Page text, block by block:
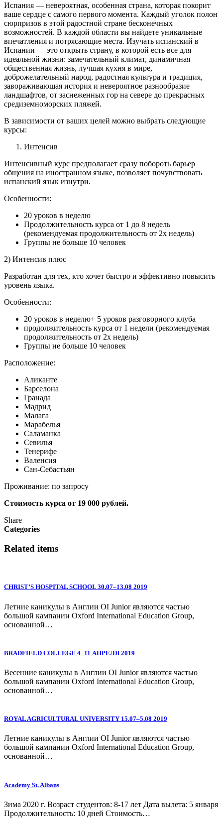
Испания — невероятная, особенная страна, которая покорит
ваше сердце с самого первого момента. Каждый уголок полон
сюрпризов в этой радостной стране бесконечных
возможностей. В каждой области вы найдете уникальные
впечатления и потрясающие места. Изучать испанский в
Испании — это открыть страну, в которой есть все для
идеальной жизни: замечательный климат, динамичная
общественная жизнь, лучшая кухня в мире,
доброжелательный народ, радостная культура и традиция,
завораживающая история и невероятное разнообразие
ландшафтов, от заснеженных гор на севере до прекрасных
средиземноморских пляжей.
В зависимости от ваших целей можно выбрать следующие
курсы:
Интенсив
Интенсивный курс предполагает сразу побороть барьер
общения на иностранном языке, позволяет почувствовать
испанский язык изнутри.
Особенности:
20 уроков в неделю
Продолжительность курса от 1 до 8 недель
(рекомендуемая продолжительность от 2х недель)
Группы не больше 10 человек
2) Интенсив плюс
Разработан для тех, кто хочет быстро и эффективно повысить
уровень языка.
Особенности:
20 уроков в неделю+ 5 уроков разговорного клуба
продолжительность курса от 1 недели (рекомендуемая
продолжительность от 2х недель)
Группы не больше 10 человек
Расположение:
Аликанте
Барселона
Гранада
Мадрид
Малага
Марабелья
Саламанка
Севилья
Тенерифе
Валенсия
Сан-Себастьян
Проживание: по запросу
Стоимость курса от 19 000 рублей.
Share
Categories
Related items
CHRIST’S HOSPITAL SCHOOL 30.07–13.08 2019
Летние каникулы в Англии OI Junior являются частью
большой кампании Oxford International Education Group,
основанной…
BRADFIELD COLLEGE 4–11 АПРЕЛЯ 2019
Весенние каникулы в Англии OI Junior являются частью
большой кампании Oxford International Education Group,
основанной…
ROYAL AGRICULTURAL UNIVERSITY 15.07–5.08 2019
Летние каникулы в Англии OI Junior являются частью
большой кампании Oxford International Education Group,
основанной…
Academy St. Albans
Зима 2020 г. Возраст студентов: 8-17 лет Дата вылета: 5 января
Продолжительность: 10 дней Стоимость…